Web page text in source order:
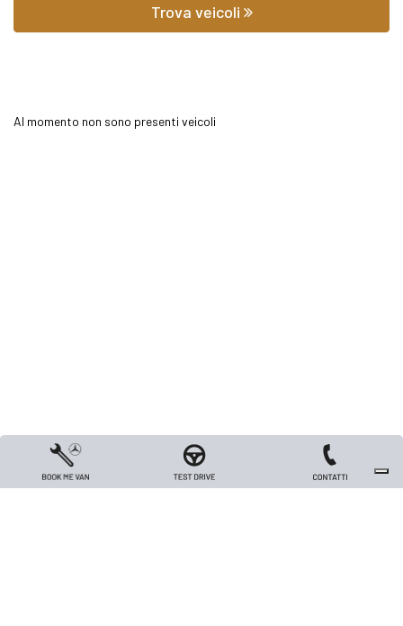
Oltre a conoscere il prezzo potrai scoprire gli
Trova veicoli
Al momento non sono presenti veicoli